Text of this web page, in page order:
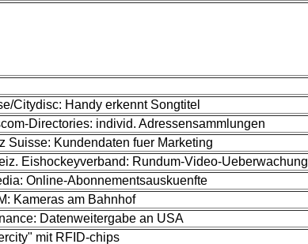
Citydisc: Handy erkennt Songtitel
Directories: individ. Adressensammlungen
Suisse: Kundendaten fuer Marketing
Eishockeyverband: Rundum-Video-Ueberwachung
Online-Abonnementsauskuenfte
Kameras am Bahnhof
Datenweitergabe an USA
mit RFID-chips